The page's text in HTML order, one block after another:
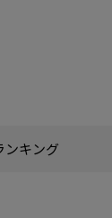
ンキング